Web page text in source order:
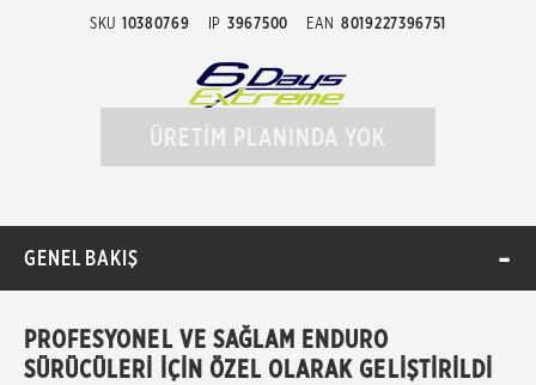
SKU 10380769 IP 3967500 EAN 8019227396751
ÜRETİM PLANINDA YOK
GENEL BAKIŞ
PROFESYONEL VE SAĞLAM ENDURO
SÜRÜCÜLERİ İÇİN ÖZEL OLARAK GELİŞTİRİLDİ